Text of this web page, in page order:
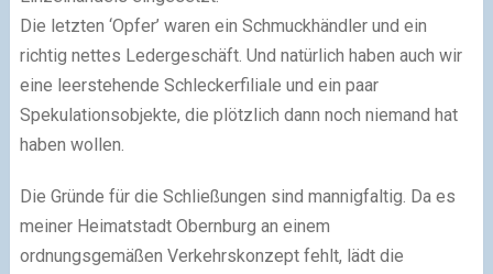
Die letzten ‘Opfer’ waren ein Schmuckhändler und ein
richtig nettes Ledergeschäft. Und natürlich haben auch wir
eine leerstehende Schleckerfiliale und ein paar
Spekulationsobjekte, die plötzlich dann noch niemand hat
haben wollen.
Die Gründe für die Schließungen sind mannigfaltig. Da es
meiner Heimatstadt Obernburg an einem
ordnungsgemäßen Verkehrskonzept fehlt, lädt die